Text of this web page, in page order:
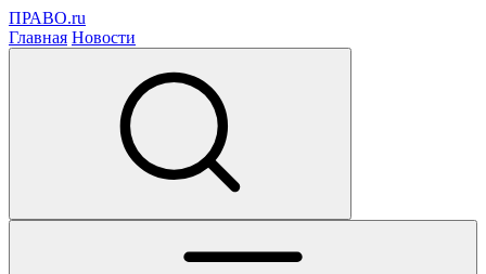
ПРАВО.ru
Главная Новости